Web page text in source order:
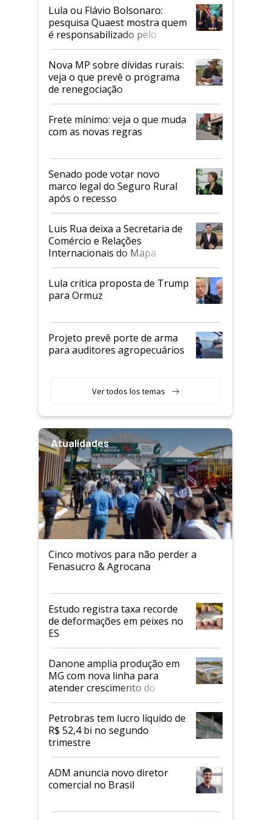
Lula ou Flávio Bolsonaro:
pesquisa Quaest mostra quem
é responsabilizado pelo
tarifaço dos EUA
Nova MP sobre dívidas rurais:
veja o que prevê o programa
de renegociação
Frete mínimo: veja o que muda
com as novas regras
Senado pode votar novo
marco legal do Seguro Rural
após o recesso
Luis Rua deixa a Secretaria de
Comércio e Relações
Internacionais do Mapa
Lula critica proposta de Trump
para Ormuz
Projeto prevê porte de arma
para auditores agropecuários
Ver todos los temas
Atualidades
Cinco motivos para não perder a
Fenasucro & Agrocana
Estudo registra taxa recorde
de deformações em peixes no
ES
Danone amplia produção em
MG com nova linha para
atender crescimento do
mercado de alimentos
proteicos
Petrobras tem lucro líquido de
R$ 52,4 bi no segundo
trimestre
ADM anuncia novo diretor
comercial no Brasil